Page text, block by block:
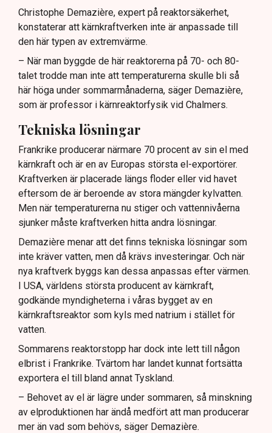
Christophe Demazière, expert på reaktorsäkerhet,
konstaterar att kärnkraftverken inte är anpassade till
den här typen av extremvärme.
– När man byggde de här reaktorerna på 70- och 80-
talet trodde man inte att temperaturerna skulle bli så
här höga under sommarmånaderna, säger Demazière,
som är professor i kärnreaktorfysik vid Chalmers.
Tekniska lösningar
Frankrike producerar närmare 70 procent av sin el med
kärnkraft och är en av Europas största el-exportörer.
Kraftverken är placerade längs floder eller vid havet
eftersom de är beroende av stora mängder kylvatten.
Men när temperaturerna nu stiger och vattennivåerna
sjunker måste kraftverken hitta andra lösningar.
Demazière menar att det finns tekniska lösningar som
inte kräver vatten, men då krävs investeringar. Och när
nya kraftverk byggs kan dessa anpassas efter värmen.
I USA, världens största producent av kärnkraft,
godkände myndigheterna i våras bygget av en
kärnkraftsreaktor som kyls med natrium i stället för
vatten.
Sommarens reaktorstopp har dock inte lett till någon
elbrist i Frankrike. Tvärtom har landet kunnat fortsätta
exportera el till bland annat Tyskland.
– Behovet av el är lägre under sommaren, så minskning
av elproduktionen har ändå medfört att man producerar
mer än vad som behövs, säger Demazière.